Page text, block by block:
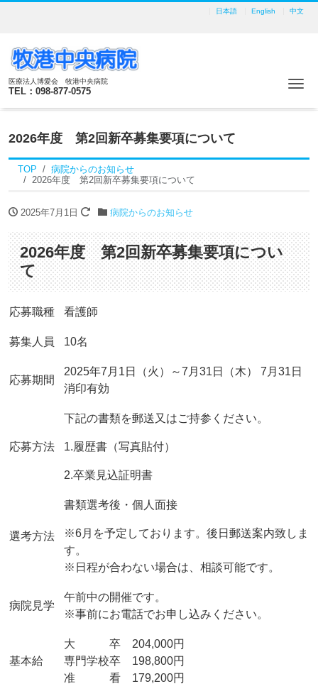
日本語 English 中文
医療法人博愛会 牧港中央病院
TEL：098-877-0575
2026年度 第2回新卒募集要項について
TOP
病院からのお知らせ
2026年度 第2回新卒募集要項について
2025年7月1日 病院からのお知らせ
2026年度 第2回新卒募集要項につい
て
応募職種 看護師
募集人員 10名
応募期間
2025年7月1日（火）～7月31日（木） 7月31日
消印有効
応募方法
下記の書類を郵送又はご持参ください。
1.履歴書（写真貼付）
2.卒業見込証明書
選考方法
書類選考後・個人面接
※6月を予定しております。後日郵送案内致しま
す。
※日程が合わない場合は、相談可能です。
病院見学
午前中の開催です。
※事前にお電話でお申し込みください。
基本給
大 卒 204,000円
専門学校卒 198,800円
准 看 179,200円